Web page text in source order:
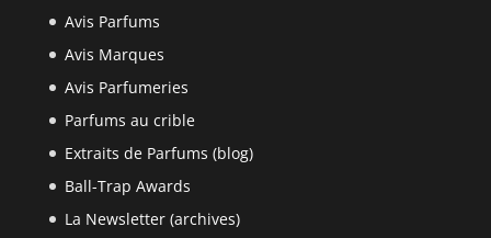
Avis Parfums
Avis Marques
Avis Parfumeries
Parfums au crible
Extraits de Parfums (blog)
Ball-Trap Awards
La Newsletter (archives)